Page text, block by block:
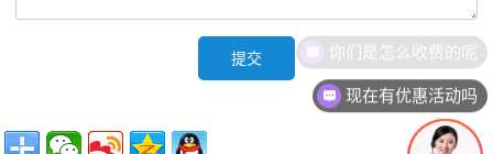
你们是怎么收费的呢
现在有优惠活动吗